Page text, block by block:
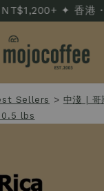
✦ 香港
Sellers > 中淺 | 哥
0.5 lbs